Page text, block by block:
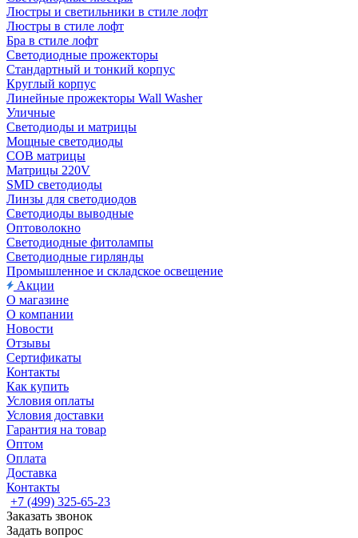
Люстры и светильники в стиле лофт
Люстры в стиле лофт
Бра в стиле лофт
Светодиодные прожекторы
Стандартный и тонкий корпус
Круглый корпус
Линейные прожекторы Wall Washer
Уличные
Светодиоды и матрицы
Мощные светодиоды
COB матрицы
Матрицы 220V
SMD светодиоды
Линзы для светодиодов
Светодиоды выводные
Оптоволокно
Светодиодные фитолампы
Светодиодные гирлянды
Промышленное и складское освещение
Акции
О магазине
О компании
Новости
Отзывы
Сертификаты
Контакты
Как купить
Условия оплаты
Условия доставки
Гарантия на товар
Оптом
Оплата
Доставка
Контакты
+7 (499) 325-65-23
Заказать звонок
Задать вопрос